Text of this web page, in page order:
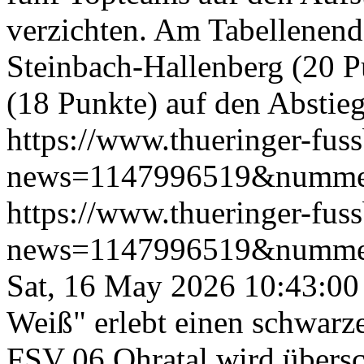
verzichten. Am
Steinbach-Hallenberg (20
(18 Punkte) auf den
https://www.thueringer-
https://www.thueringer-
Sat, 16 May 2026
Weiß" erlebt einen